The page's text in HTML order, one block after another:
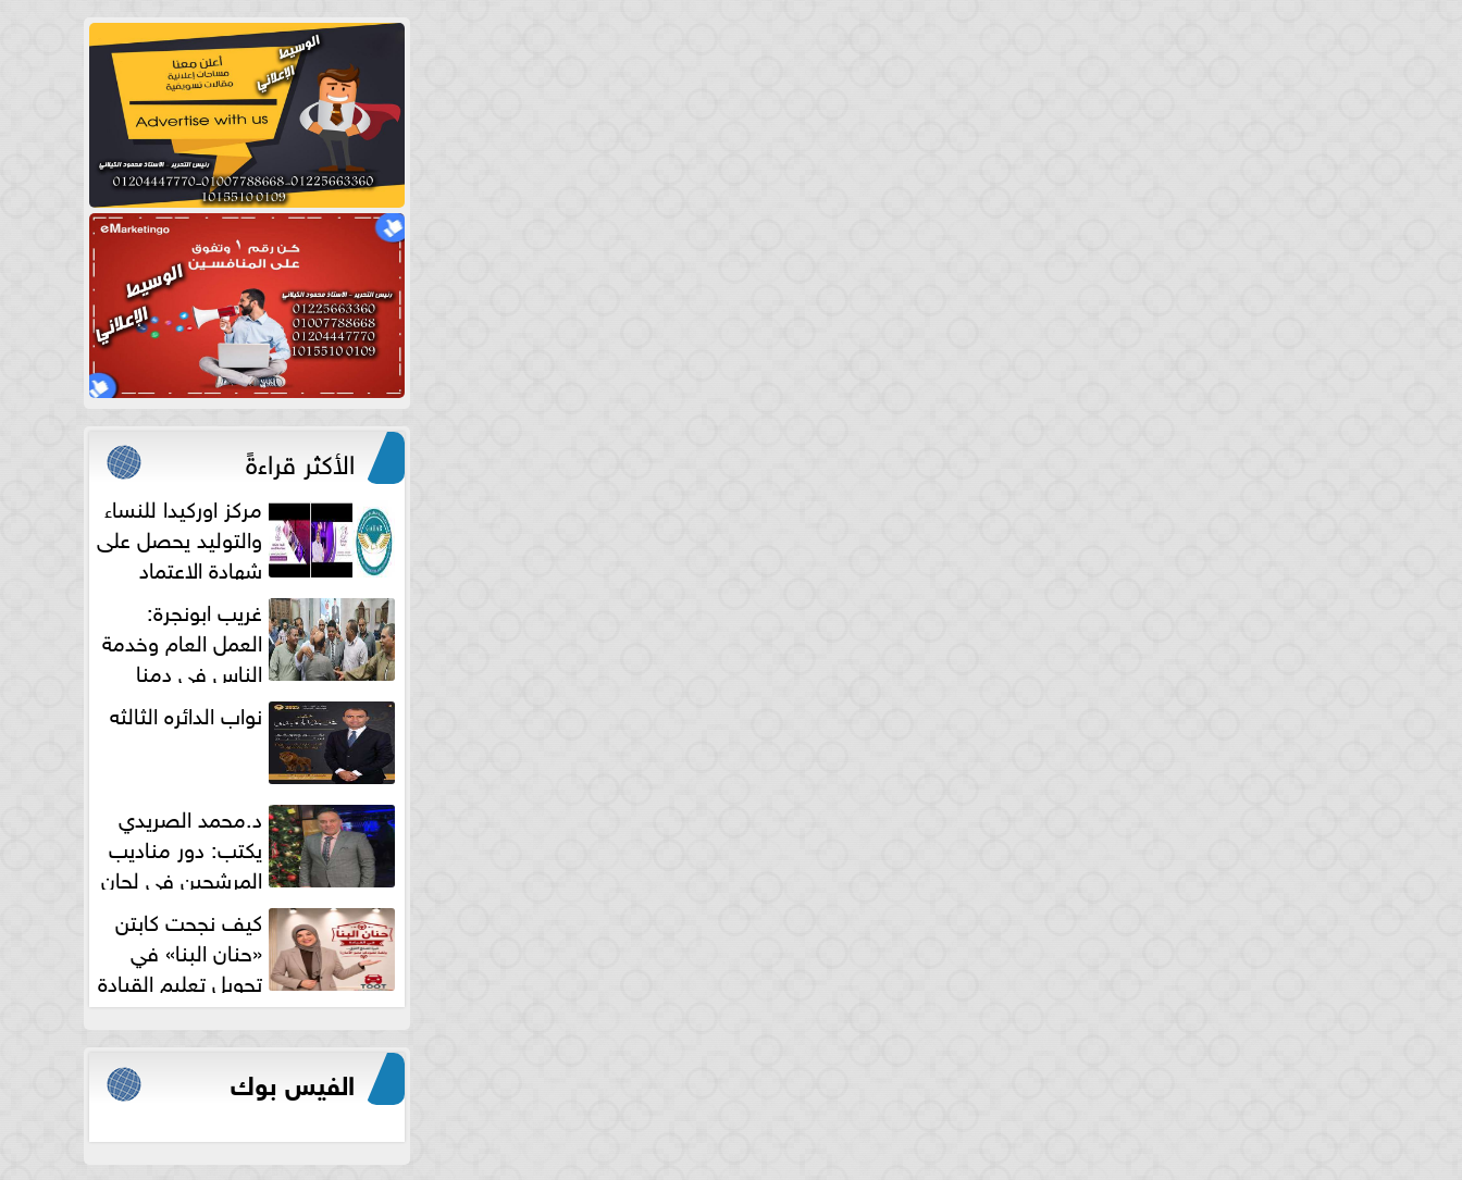
الأكثر قراءةً
مركز اوركيدا للنساء
والتوليد يحصل على
شهادة الاعتماد
الكامل
غريب ابونجرة:
العمل العام وخدمة
الناس فى دمنا
نواب الدائره الثالثه
د.محمد الصريدي
يكتب: دور مناديب
المرشحين في لجان
الانتخابات
كيف نجحت كابتن
«حنان البنا» في
تحويل تعليم القيادة
النسائية من خوف...
الفيس بوك